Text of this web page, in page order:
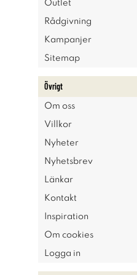
Outlet
Rådgivning
Kampanjer
Sitemap
Övrigt
Om oss
Villkor
Nyheter
Nyhetsbrev
Länkar
Kontakt
Inspiration
Om cookies
Logga in